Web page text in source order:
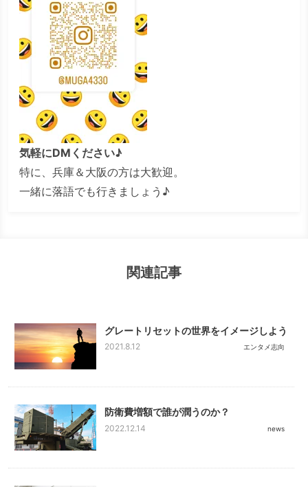
気軽にDMください♪
特に、兵庫＆大阪の方は大歓迎。
一緒に落語でも行きましょう♪
関連記事
グレートリセットの世界をイメージしよう
2021.8.12 エンタメ志向
防衛費増額で誰が潤うのか？
2022.12.14 news